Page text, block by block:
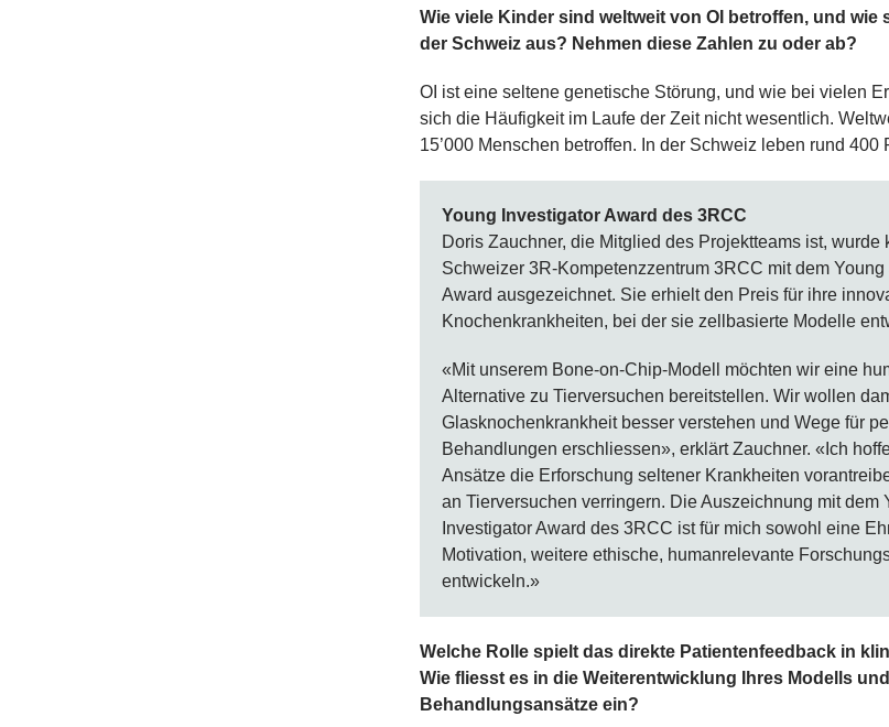
Wie viele Kinder sind weltweit von OI betroffen, und wie
der Schweiz aus? Nehmen diese Zahlen zu oder ab?
OI ist eine seltene genetische Störung, und wie bei vielen
sich die Häufigkeit im Laufe der Zeit nicht wesentlich.
15’000 Menschen betroffen. In der Schweiz leben rund 400
Young Investigator Award des 3RCC
Doris Zauchner, die Mitglied des Projektteams ist, wurde
Schweizer 3R-Kompetenzzentrum 3RCC mit dem
Award ausgezeichnet. Sie erhielt den Preis für ihre
Knochenkrankheiten, bei der sie zellbasierte Modelle
«Mit unserem Bone-on-Chip-Modell möchten wir eine
Alternative zu Tierversuchen bereitstellen. Wir wollen
Glasknochenkrankheit besser verstehen und Wege für
Behandlungen erschliessen», erklärt Zauchner. «Ich
Ansätze die Erforschung seltener Krankheiten
an Tierversuchen verringern. Die Auszeichnung mit dem
Investigator Award des 3RCC ist für mich sowohl eine
Motivation, weitere ethische, humanrelevante
entwickeln.»
Welche Rolle spielt das direkte Patientenfeedback in
Wie fliesst es in die Weiterentwicklung Ihres Modells
Behandlungsansätze ein?